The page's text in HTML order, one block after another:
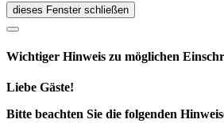
dieses Fenster schließen
Wichtiger Hinweis zu möglichen
Liebe Gäste!
Bitte beachten Sie die folgenden